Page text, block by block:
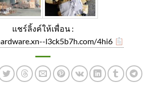
แชร์ลิ้งค์ให้เพื่อน :
l3ck5b7h.com/4hi6